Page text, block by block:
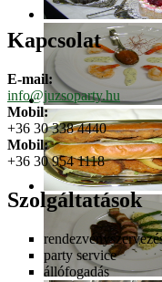
Kapcsolat
E-mail:
info@juzsoparty.hu
Mobil:
+36 30 338 4440
Mobil:
+36 30 954 1118
Szolgáltatások
party service
állófogadás